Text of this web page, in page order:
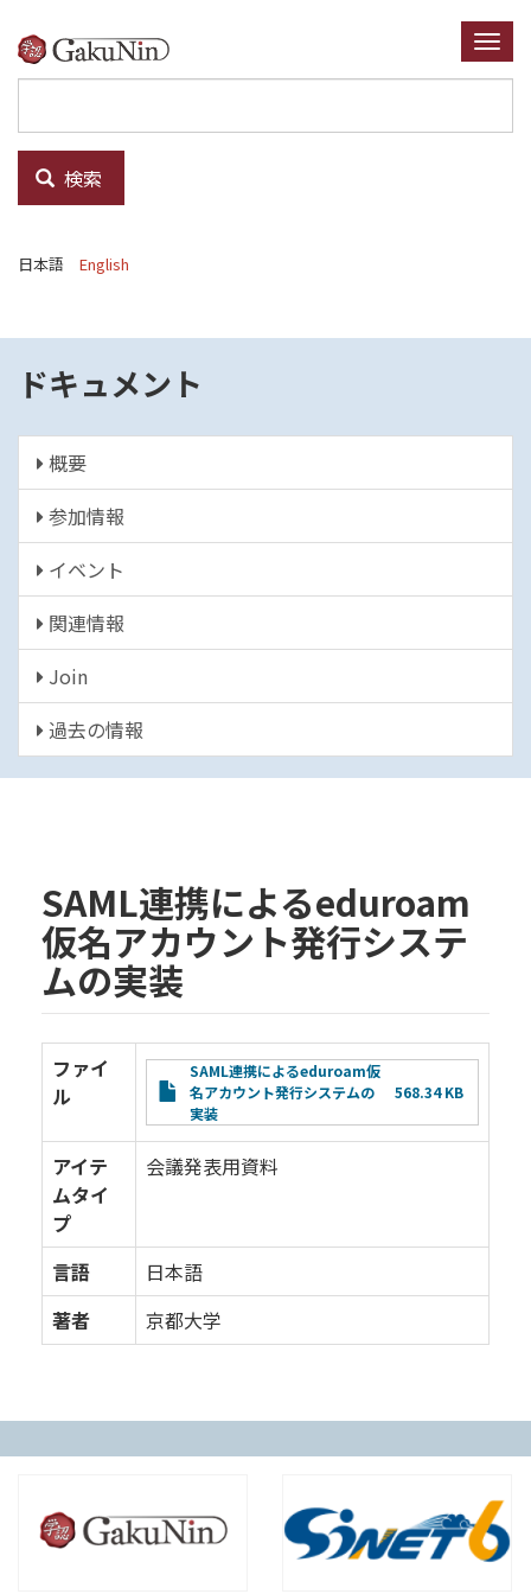
イ
ン
ン
テ
ツ
検索
日本語 English
ドキュメント
概要
参加情報
イベント
関連情報
Join
過去の情報
SAML連携によるeduroam
仮名アカウント発行システ
ムの実装
ファイ
ル
SAML連携によるeduroam仮
名アカウント発行システムの
実装
568.34 KB
アイテ
ムタイ
プ
会議発表用資料
言語
日本語
著者
京都大学